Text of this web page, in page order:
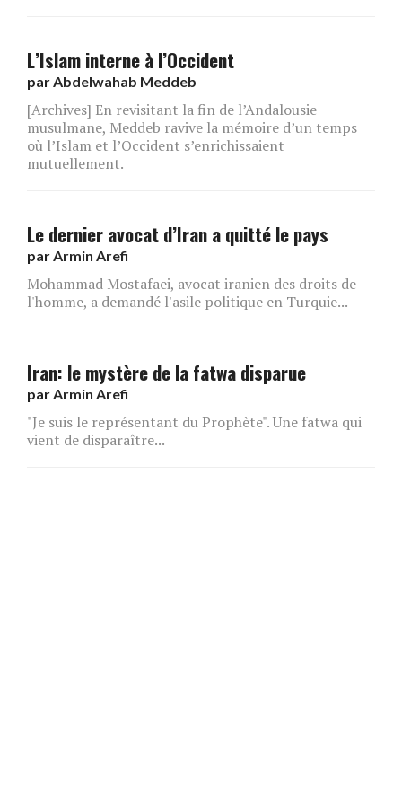
L’Islam interne à l’Occident
par Abdelwahab Meddeb
[Archives] En revisitant la fin de l’Andalousie
musulmane, Meddeb ravive la mémoire d’un temps
où l’Islam et l’Occident s’enrichissaient
mutuellement.
Le dernier avocat d’Iran a quitté le pays
par Armin Arefi
Mohammad Mostafaei, avocat iranien des droits de
l'homme, a demandé l'asile politique en Turquie...
Iran: le mystère de la fatwa disparue
par Armin Arefi
"Je suis le représentant du Prophète". Une fatwa qui
vient de disparaître...